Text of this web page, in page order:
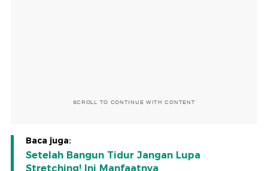
SCROLL TO CONTINUE WITH CONTENT
Baca juga:
Setelah Bangun Tidur Jangan Lupa
Stretching! Ini Manfaatnya